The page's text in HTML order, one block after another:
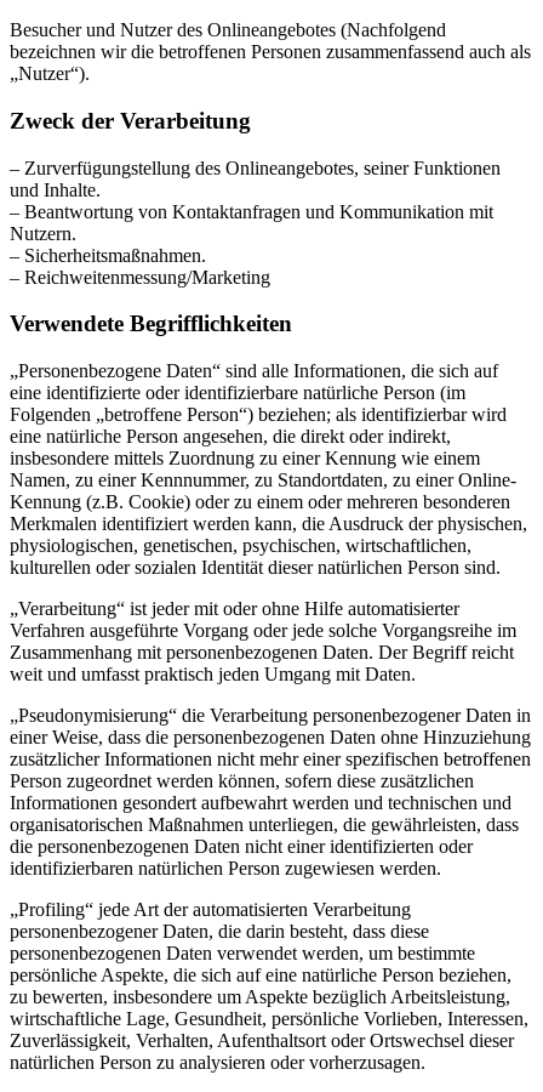
Besucher und Nutzer des Onlineangebotes (Nachfolgend
bezeichnen wir die betroffenen Personen zusammenfassend auch als
„Nutzer“).
Zweck der Verarbeitung
– Zurverfügungstellung des Onlineangebotes, seiner Funktionen
und Inhalte.
– Beantwortung von Kontaktanfragen und Kommunikation mit
Nutzern.
– Sicherheitsmaßnahmen.
– Reichweitenmessung/Marketing
Verwendete Begrifflichkeiten
„Personenbezogene Daten“ sind alle Informationen, die sich auf
eine identifizierte oder identifizierbare natürliche Person (im
Folgenden „betroffene Person“) beziehen; als identifizierbar wird
eine natürliche Person angesehen, die direkt oder indirekt,
insbesondere mittels Zuordnung zu einer Kennung wie einem
Namen, zu einer Kennnummer, zu Standortdaten, zu einer Online-
Kennung (z.B. Cookie) oder zu einem oder mehreren besonderen
Merkmalen identifiziert werden kann, die Ausdruck der physischen,
physiologischen, genetischen, psychischen, wirtschaftlichen,
kulturellen oder sozialen Identität dieser natürlichen Person sind.
„Verarbeitung“ ist jeder mit oder ohne Hilfe automatisierter
Verfahren ausgeführte Vorgang oder jede solche Vorgangsreihe im
Zusammenhang mit personenbezogenen Daten. Der Begriff reicht
weit und umfasst praktisch jeden Umgang mit Daten.
„Pseudonymisierung“ die Verarbeitung personenbezogener Daten in
einer Weise, dass die personenbezogenen Daten ohne Hinzuziehung
zusätzlicher Informationen nicht mehr einer spezifischen betroffenen
Person zugeordnet werden können, sofern diese zusätzlichen
Informationen gesondert aufbewahrt werden und technischen und
organisatorischen Maßnahmen unterliegen, die gewährleisten, dass
die personenbezogenen Daten nicht einer identifizierten oder
identifizierbaren natürlichen Person zugewiesen werden.
„Profiling“ jede Art der automatisierten Verarbeitung
personenbezogener Daten, die darin besteht, dass diese
personenbezogenen Daten verwendet werden, um bestimmte
persönliche Aspekte, die sich auf eine natürliche Person beziehen,
zu bewerten, insbesondere um Aspekte bezüglich Arbeitsleistung,
wirtschaftliche Lage, Gesundheit, persönliche Vorlieben, Interessen,
Zuverlässigkeit, Verhalten, Aufenthaltsort oder Ortswechsel dieser
natürlichen Person zu analysieren oder vorherzusagen.